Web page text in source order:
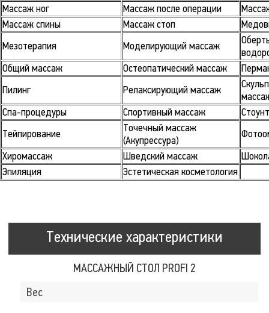
Массаж ног Массаж после операции
Массаж спины
Массаж стоп
Мезотерапия
Моделирующий массаж
Общий массаж
Остеопатический массаж
Пилинг
Релаксирующий массаж
Спа-процедуры
Спортивный массаж
Тейпирование
Точечный массаж
(Акупрессура)
Хиромассаж
Шведский массаж
Эпиляция
Эстетическая косметология
Технические характеристики
МАССАЖНЫЙ СТОЛ PROFI 2
Вес